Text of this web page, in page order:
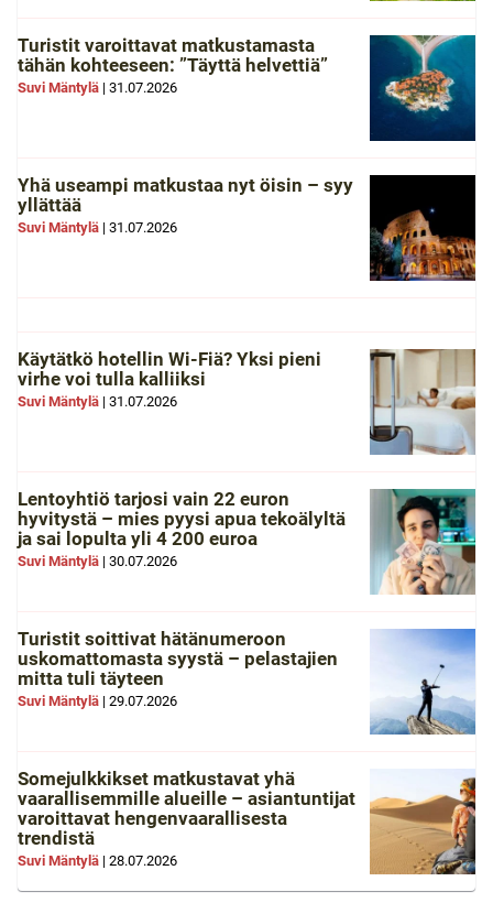
Turistit varoittavat matkustamasta
tähän kohteeseen: ”Täyttä helvettiä”
Suvi Mäntylä | 31.07.2026
Yhä useampi matkustaa nyt öisin – syy
yllättää
Suvi Mäntylä | 31.07.2026
Käytätkö hotellin Wi-Fiä? Yksi pieni
virhe voi tulla kalliiksi
Suvi Mäntylä | 31.07.2026
Lentoyhtiö tarjosi vain 22 euron
hyvitystä – mies pyysi apua tekoälyltä
ja sai lopulta yli 4 200 euroa
Suvi Mäntylä | 30.07.2026
Turistit soittivat hätänumeroon
uskomattomasta syystä – pelastajien
mitta tuli täyteen
Suvi Mäntylä | 29.07.2026
Somejulkkikset matkustavat yhä
vaarallisemmille alueille – asiantuntijat
varoittavat hengenvaarallisesta
trendistä
Suvi Mäntylä | 28.07.2026